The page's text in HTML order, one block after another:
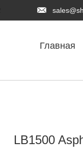
Главная
LB1500